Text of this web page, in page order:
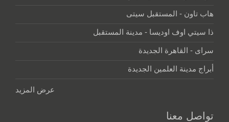
هاب تاون - المستقبل سيتى
ذا سيتي اوف اوديسا - مدينة المستقبل
سراى - القاهرة الجديدة
أبراج مدينة العلمين الجديدة
عرض المزيد
تواصل معنا